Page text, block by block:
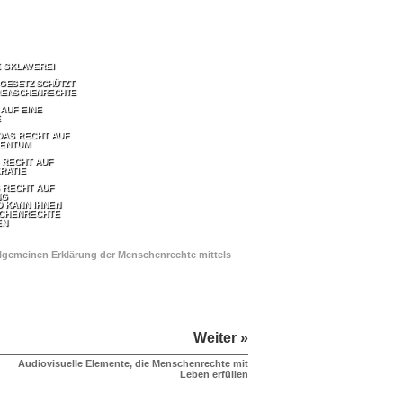
SKLAVEREI
SCHÜTZT
EINE
RECHT AUF
AUF
RECHT AUF
KANN IHNEN
Erklärung der Menschenrechte mittels
Weiter »
Audiovisuelle Elemente, die Menschenrechte mit
Leben erfüllen